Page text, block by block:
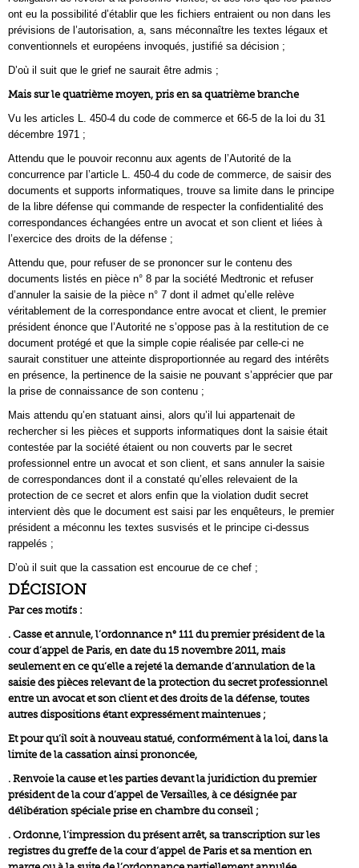
ont eu la possibilité d’établir que les fichiers entraient ou non dans les
prévisions de l’autorisation, a, sans méconnaître les textes légaux et
conventionnels et européens invoqués, justifié sa décision ;
D’où il suit que le grief ne saurait être admis ;
Mais sur le quatrième moyen, pris en sa quatrième branche
Vu les articles L. 450-4 du code de commerce et 66-5 de la loi du 31
décembre 1971 ;
Attendu que le pouvoir reconnu aux agents de l’Autorité de la
concurrence par l’article L. 450-4 du code de commerce, de saisir des
documents et supports informatiques, trouve sa limite dans le principe
de la libre défense qui commande de respecter la confidentialité des
correspondances échangées entre un avocat et son client et liées à
l’exercice des droits de la défense ;
Attendu que, pour refuser de se prononcer sur le contenu des
documents listés en pièce n° 8 par la société Medtronic et refuser
d’annuler la saisie de la pièce n° 7 dont il admet qu’elle relève
véritablement de la correspondance entre avocat et client, le premier
président énonce que l’Autorité ne s’oppose pas à la restitution de ce
document protégé et que la simple copie réalisée par celle-ci ne
saurait constituer une atteinte disproportionnée au regard des intérêts
en présence, la pertinence de la saisie ne pouvant s’apprécier que par
la prise de connaissance de son contenu ;
Mais attendu qu’en statuant ainsi, alors qu’il lui appartenait de
rechercher si les pièces et supports informatiques dont la saisie était
contestée par la société étaient ou non couverts par le secret
professionnel entre un avocat et son client, et sans annuler la saisie
de correspondances dont il a constaté qu’elles relevaient de la
protection de ce secret et alors enfin que la violation dudit secret
intervient dès que le document est saisi par les enquêteurs, le premier
président a méconnu les textes susvisés et le principe ci-dessus
rappelés ;
D’où il suit que la cassation est encourue de ce chef ;
DÉCISION
Par ces motifs :
. Casse et annule, l’ordonnance n° 111 du premier président de la
cour d’appel de Paris, en date du 15 novembre 2011, mais
seulement en ce qu’elle a rejeté la demande d’annulation de la
saisie des pièces relevant de la protection du secret professionnel
entre un avocat et son client et des droits de la défense, toutes
autres dispositions étant expressément maintenues ;
Et pour qu’il soit à nouveau statué, conformément à la loi, dans la
limite de la cassation ainsi prononcée,
. Renvoie la cause et les parties devant la juridiction du premier
président de la cour d’appel de Versailles, à ce désignée par
délibération spéciale prise en chambre du conseil ;
. Ordonne, l’impression du présent arrêt, sa transcription sur les
registres du greffe de la cour d’appel de Paris et sa mention en